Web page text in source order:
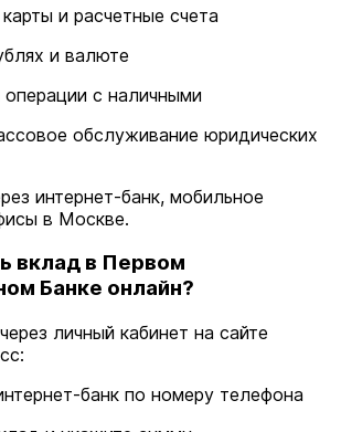
и расчетные счета
и валюте
с наличными
обслуживание юридических
интернет-банк, мобильное
в Москве.
вклад в Первом
Банке онлайн?
личный кабинет на сайте
банк по номеру телефона